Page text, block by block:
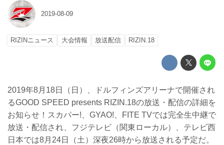
2019-08-09
RIZINニュース 大会情報 放送配信 RIZIN.18
2019年8月18日（日）、ドルフィンズアリーナで開催され
るGOOD SPEED presents RIZIN.18の放送・配信の詳細を
お知らせ！スカパー!、GYAO!、FITE TVでは完全生中継で
放送・配信され、フジテレビ（関東ローカル）、テレビ西
日本では8月24日（土）深夜26時から放送される予定だ。